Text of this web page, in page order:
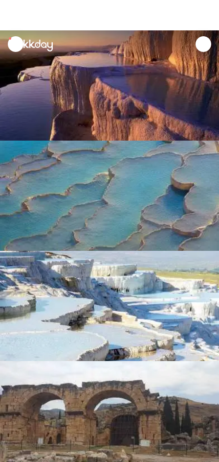
unread
notifications